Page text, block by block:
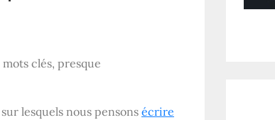
clés, presque
lesquels nous pensonsécrire